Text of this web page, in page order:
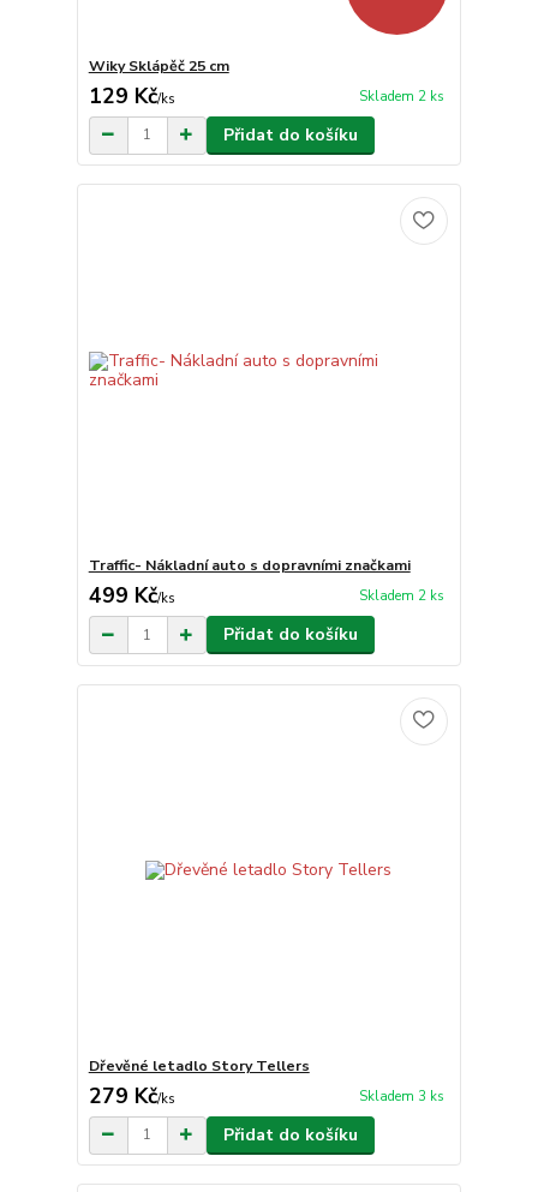
Wiky Sklápěč 25 cm
129 Kč/ks Skladem 2 ks
Přidat do košíku
Traffic- Nákladní auto s dopravními značkami
499 Kč/ks Skladem 2 ks
Přidat do košíku
Dřevěné letadlo Story Tellers
279 Kč/ks Skladem 3 ks
Přidat do košíku